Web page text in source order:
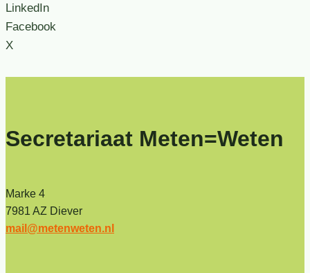
LinkedIn
Facebook
X
Secretariaat Meten=Weten
Marke 4
7981 AZ Diever
mail@metenweten.nl